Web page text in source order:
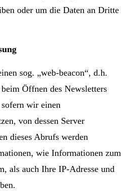
oder um die Daten an Dritte
sog. „web-beacon“, d.h.
Öffnen des Newsletters
wir einen
von dessen Server
dieses Abrufs werden
wie Informationen zum
als auch Ihre IP-Adresse und